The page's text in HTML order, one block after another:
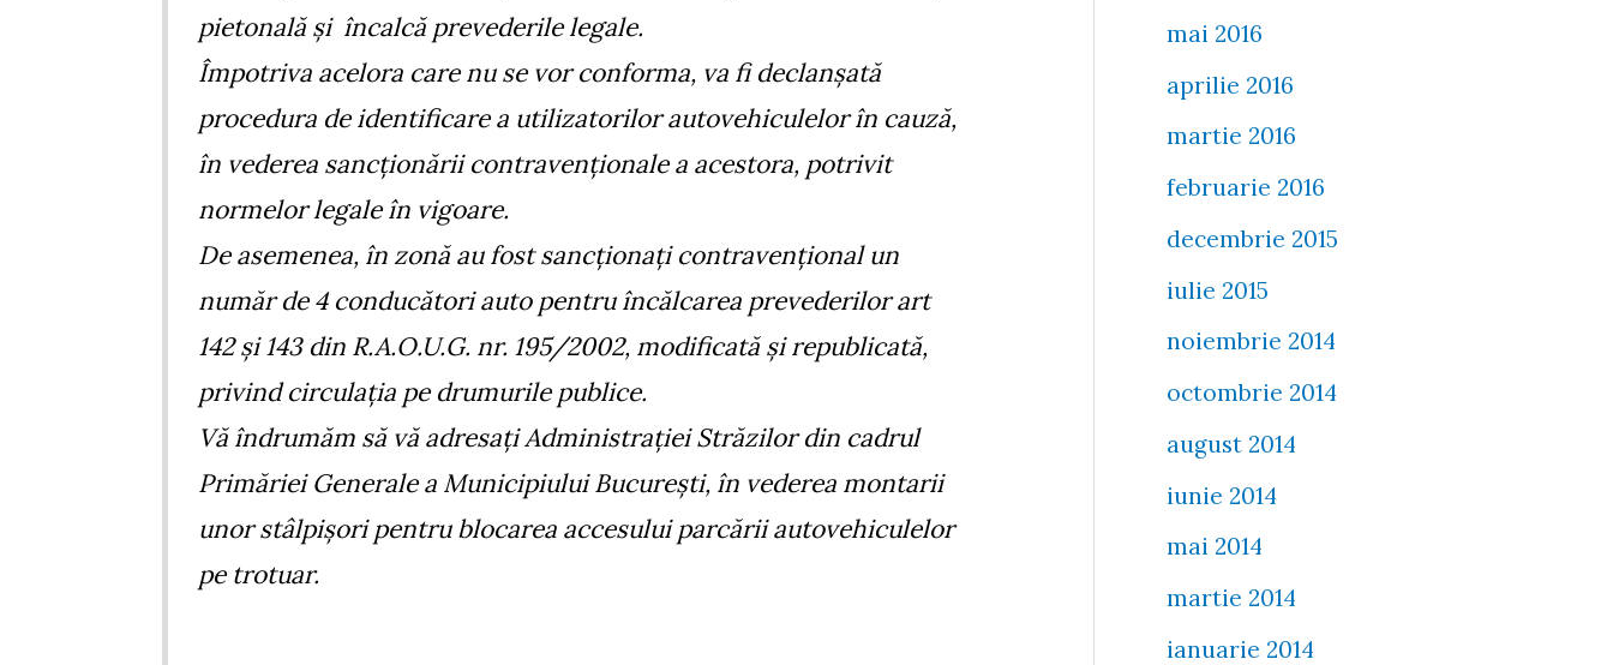
pietonală și încalcă prevederile legale.
Împotriva acelora care nu se vor conforma, va fi declanșată
procedura de identificare a utilizatorilor autovehiculelor în cauză,
în vederea sancționării contravenționale a acestora, potrivit
normelor legale în vigoare.
De asemenea, în zonă au fost sancționați contravențional un
număr de 4 conducători auto pentru încălcarea prevederilor art
142 și 143 din R.A.O.U.G. nr. 195/2002, modificată și republicată,
privind circulația pe drumurile publice.
Vă îndrumăm să vă adresați Administrației Străzilor din cadrul
Primăriei Generale a Municipiului București, în vederea montarii
unor stâlpișori pentru blocarea accesului parcării autovehiculelor
pe trotuar.
mai 2016
aprilie 2016
martie 2016
februarie 2016
decembrie 2015
iulie 2015
noiembrie 2014
octombrie 2014
august 2014
iunie 2014
mai 2014
martie 2014
ianuarie 2014